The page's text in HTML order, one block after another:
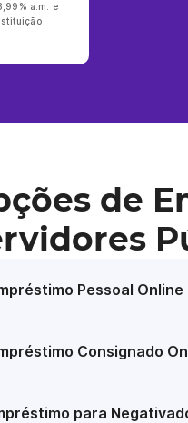
a.m. e
de
Pessoal Online
Consignado
para